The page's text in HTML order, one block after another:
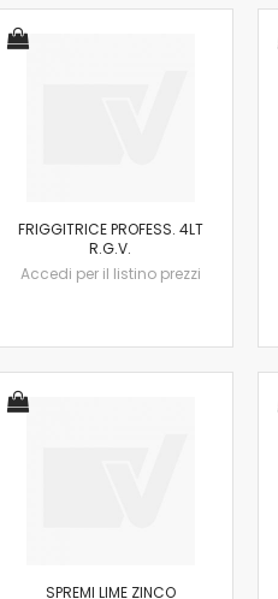
FRIGGITRICE PROFESS. 4LT
R.G.V.
Accedi per il listino prezzi
SPREMI LIME ZINCO